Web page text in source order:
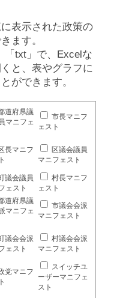
表示された政策の
ます。
「txt」で、Excelな
と、表やグラフに
ができます。
道府県議
マニフェ
市長マニフ
ェスト
長マニフ
区議会議員
マニフェスト
議会議員
ェスト
村長マニフ
ェスト
道府県議
マニフェ
市議会会派
マニフェスト
議会会派
ェスト
村議会会派
マニフェスト
党マニフ
スイッチユ
ーザーマニフェ
スト